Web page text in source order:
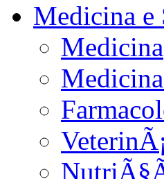
Medicina e
Medicina